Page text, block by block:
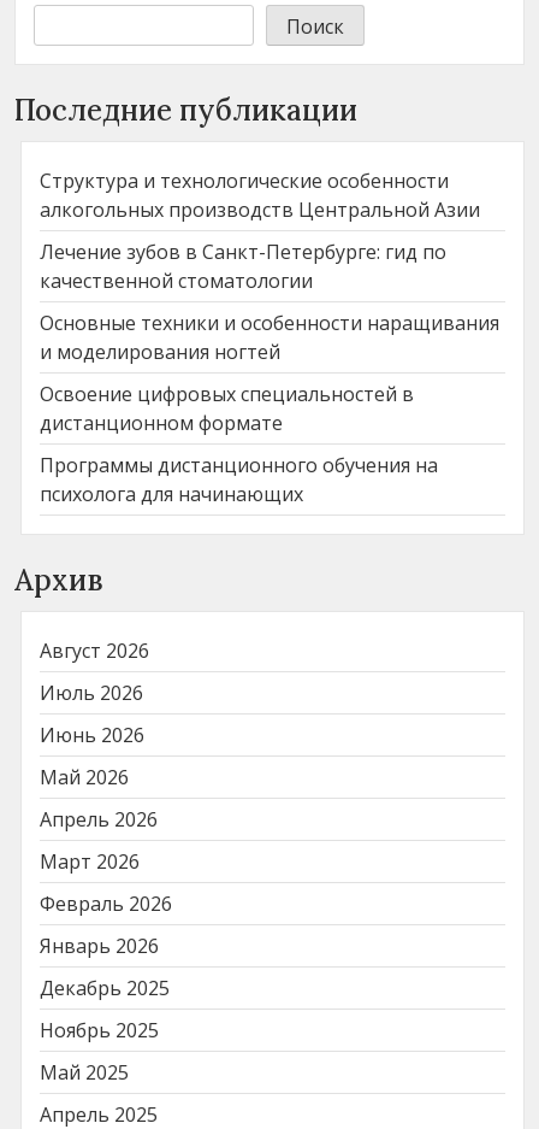
Поиск
Последние публикации
Структура и технологические особенности
алкогольных производств Центральной Азии
Лечение зубов в Санкт-Петербурге: гид по
качественной стоматологии
Основные техники и особенности наращивания
и моделирования ногтей
Освоение цифровых специальностей в
дистанционном формате
Программы дистанционного обучения на
психолога для начинающих
Архив
Август 2026
Июль 2026
Июнь 2026
Май 2026
Апрель 2026
Март 2026
Февраль 2026
Январь 2026
Декабрь 2025
Ноябрь 2025
Май 2025
Апрель 2025